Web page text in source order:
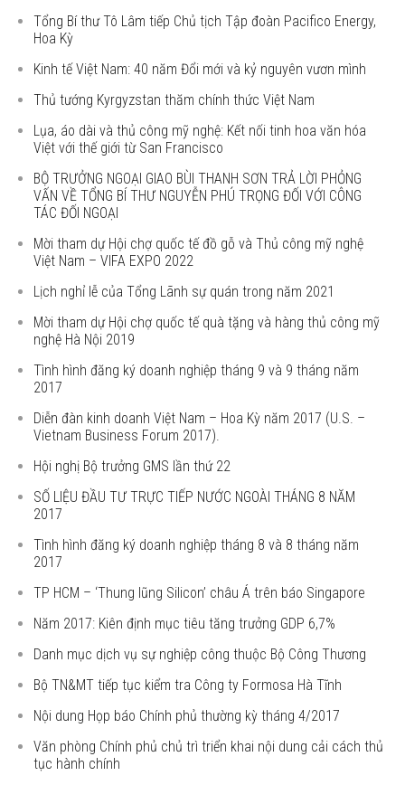
Tổng Bí thư Tô Lâm tiếp Chủ tịch Tập đoàn Pacifico Energy,
Hoa Kỳ
Kinh tế Việt Nam: 40 năm Đổi mới và kỷ nguyên vươn mình
Thủ tướng Kyrgyzstan thăm chính thức Việt Nam
Lụa, áo dài và thủ công mỹ nghệ: Kết nối tinh hoa văn hóa
Việt với thế giới từ San Francisco
BỘ TRƯỞNG NGOẠI GIAO BÙI THANH SƠN TRẢ LỜI PHỎNG
VẤN VỀ TỔNG BÍ THƯ NGUYỄN PHÚ TRỌNG ĐỐI VỚI CÔNG
TÁC ĐỐI NGOẠI
Mời tham dự Hội chợ quốc tế đồ gỗ và Thủ công mỹ nghệ
Việt Nam – VIFA EXPO 2022
Lịch nghỉ lễ của Tổng Lãnh sự quán trong năm 2021
Mời tham dự Hội chợ quốc tế quà tặng và hàng thủ công mỹ
nghệ Hà Nội 2019
Tình hình đăng ký doanh nghiệp tháng 9 và 9 tháng năm
2017
Diễn đàn kinh doanh Việt Nam – Hoa Kỳ năm 2017 (U.S. –
Vietnam Business Forum 2017).
Hội nghị Bộ trưởng GMS lần thứ 22
SỐ LIỆU ĐẦU TƯ TRỰC TIẾP NƯỚC NGOÀI THÁNG 8 NĂM
2017
Tình hình đăng ký doanh nghiệp tháng 8 và 8 tháng năm
2017
TP HCM – ‘Thung lũng Silicon’ châu Á trên báo Singapore
Năm 2017: Kiên định mục tiêu tăng trưởng GDP 6,7%
Danh mục dịch vụ sự nghiệp công thuộc Bộ Công Thương
Bộ TN&MT tiếp tục kiểm tra Công ty Formosa Hà Tĩnh
Nội dung Họp báo Chính phủ thường kỳ tháng 4/2017
Văn phòng Chính phủ chủ trì triển khai nội dung cải cách thủ
tục hành chính